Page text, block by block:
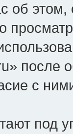
об
после
с
под